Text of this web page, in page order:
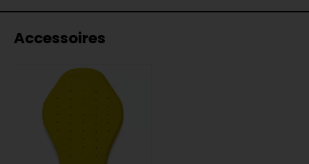
Accessoires